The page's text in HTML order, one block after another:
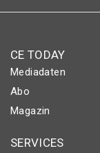
CE TODAY
Mediadaten
Abo
Magazin
SERVICES